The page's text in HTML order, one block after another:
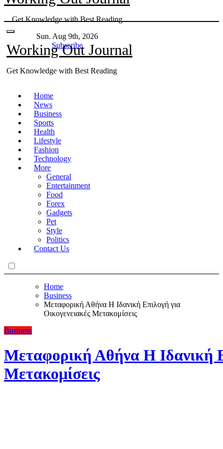
Skip
to
content
Get Knowledge with Best Reading
Sun. Aug 9th, 2026
Subscribe
Working Out Journal
Get Knowledge with Best Reading
Home
News
Business
Sports
Health
Lifestyle
Fashion
Technology
More
General
Entertainment
Food
Forex
Gadgets
Pet
Style
Politics
Contact Us
Home
Business
Μεταφορική Αθήνα Η Ιδανική Επιλογή για
Οικογενειακές Μετακομίσεις
Business
Μεταφορική Αθήνα Η Ιδανική
Μετακομίσεις